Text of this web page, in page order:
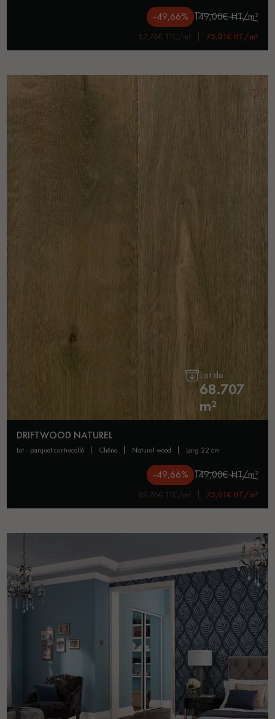
-49,66% 149,00€ HT/m²
87,76€ TTC/m² 75,01€ HT/m²
Lot de
68.707
m²
DRIFTWOOD NATUREL
lot - parquet contrecollé chêne natural wood larg 22 cm
-49,66% 149,00€ HT/m²
87,76€ TTC/m² 75,01€ HT/m²